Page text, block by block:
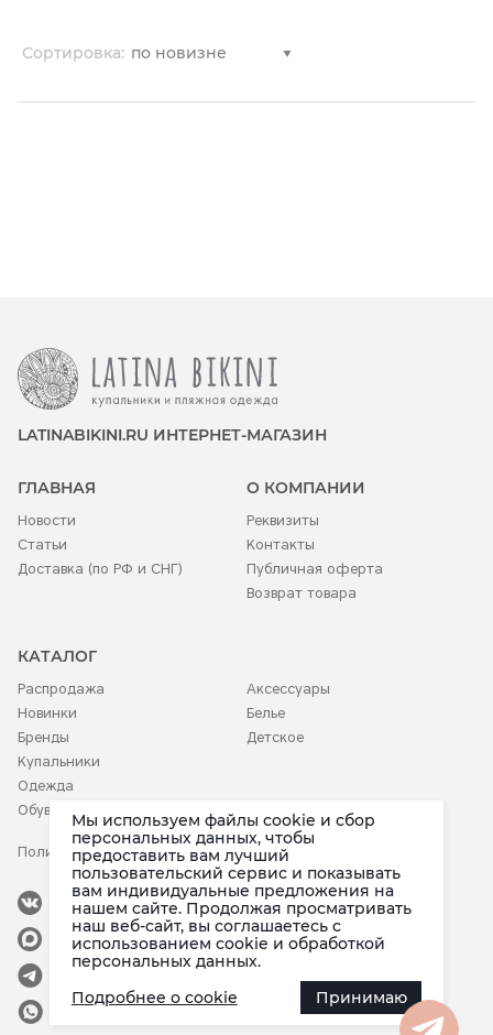
Сортировка:
LATINABIKINI.RU ИНТЕРНЕТ-МАГАЗИН
ГЛАВНАЯ
Новости
Статьи
Доставка (по РФ и СНГ)
О КОМПАНИИ
Реквизиты
Контакты
Публичная оферта
Возврат товара
КАТАЛОГ
Распродажа
Новинки
Бренды
Купальники
Одежда
Обувь
Аксессуары
Белье
Детское
Политика конфиденциальности
Наша группа
Канал в Max
Канал в Telegram
Группа в Whatsapp
Мы используем файлы cookie и сбор
персональных данных, чтобы
предоставить вам лучший
пользовательский сервис и показывать
вам индивидуальные предложения на
нашем сайте. Продолжая просматривать
наш веб-сайт, вы соглашаетесь c
использованием cookie и обработкой
персональных данных.
Подробнее о cookie
Принимаю
в мессенджере Max
в приложении Telegram